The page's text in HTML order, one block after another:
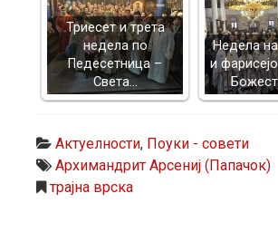
Триесет и трета
недела по
Педесетница –
Света…
Недела
и
Актуелности, Поуки - совети
Архимандрит Арсениј (Папачок)
трајна врска